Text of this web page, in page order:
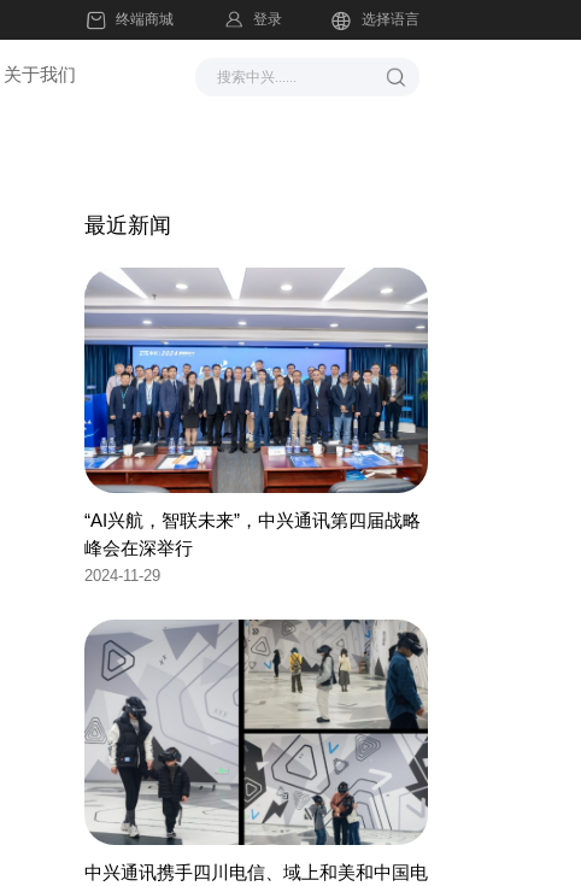
终端商城 登录 选择语言
关于我们
最近新闻
“AI兴航，智联未来”，中兴通讯第四届战略
峰会在深举行
2024-11-29
中兴通讯携手四川电信、域上和美和中国电